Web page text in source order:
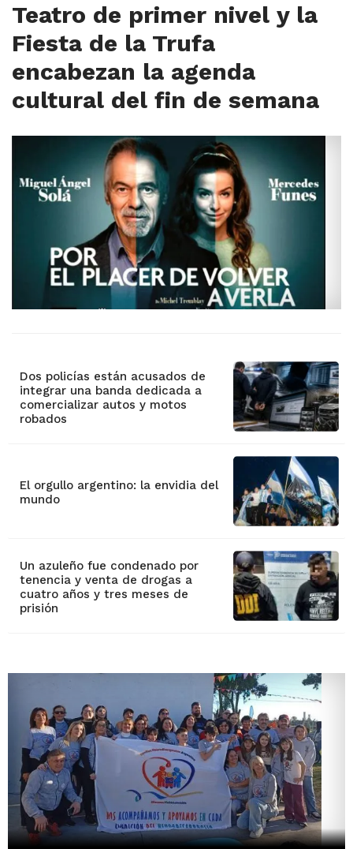
Teatro de primer nivel y la
Fiesta de la Trufa
encabezan la agenda
cultural del fin de semana
Dos policías están acusados de
integrar una banda dedicada a
comercializar autos y motos
robados
El orgullo argentino: la envidia del
mundo
Un azuleño fue condenado por
tenencia y venta de drogas a
cuatro años y tres meses de
prisión